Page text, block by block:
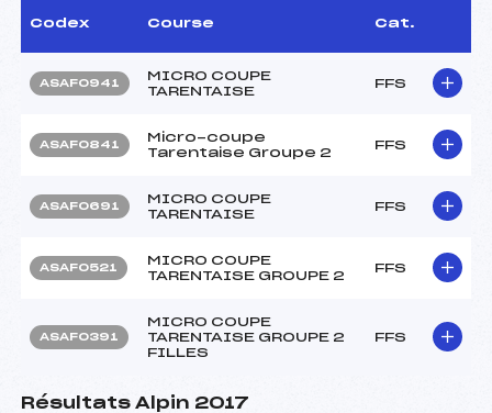
Codex Course Cat.
ASAF0941
MICRO COUPE
TARENTAISE
FFS
ASAF0841
Micro-coupe
Tarentaise Groupe 2
FFS
ASAF0691
MICRO COUPE
TARENTAISE
FFS
ASAF0521
MICRO COUPE
TARENTAISE GROUPE 2
FFS
ASAF0391
MICRO COUPE
TARENTAISE GROUPE 2
FILLES
FFS
Résultats Alpin 2017